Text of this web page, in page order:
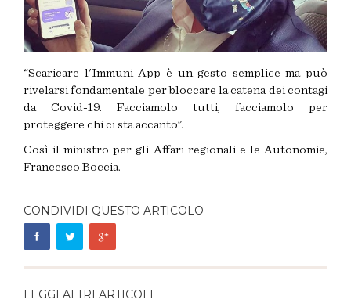
“Scaricare l'Immuni App è un gesto semplice ma può
rivelarsi fondamentale per bloccare la catena dei contagi
da Covid-19. Facciamolo tutti, facciamolo per
proteggere chi ci sta accanto”.
Così il ministro per gli Affari regionali e le Autonomie,
Francesco Boccia.
CONDIVIDI QUESTO ARTICOLO
LEGGI ALTRI ARTICOLI